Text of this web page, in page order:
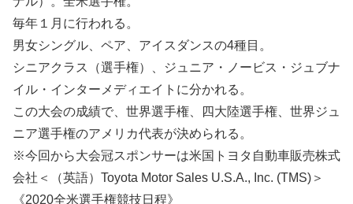
毎年１月に行われる。
男女シングル、ペア、アイスダンスの4種目。
シニアクラス（選手権）、ジュニア・ノービス・ジュブナ
イル・インターメディエイトに分かれる。
この大会の成績で、世界選手権、四大陸選手権、世界ジュ
ニア選手権のアメリカ代表が決められる。
※今回から大会冠スポンサーは米国トヨタ自動車販売株式
会社＜（英語）Toyota Motor Sales U.S.A., Inc. (TMS)＞
《2020全米選手権競技日程》